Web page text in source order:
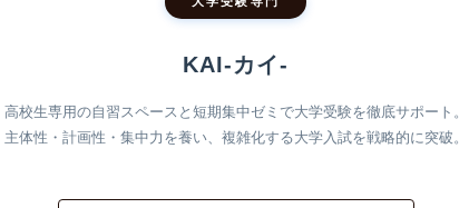
KAI-カイ-
高校生専用の自習スペースと短期集中ゼミで大学受験を徹底サポート。
主体性・計画性・集中力を養い、複雑化する大学入試を戦略的に突破。